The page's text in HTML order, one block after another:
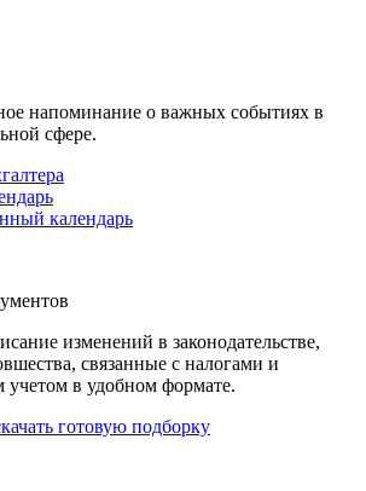
напоминание о важных событиях в
сфере.
календарь
изменений в законодательстве,
связанные с налогами и
учетом в удобном формате.
готовую подборку